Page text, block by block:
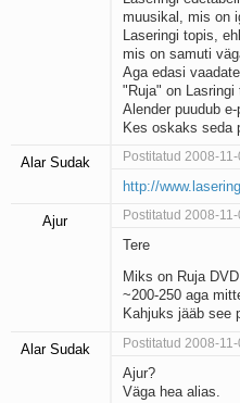
muusikal, mis on
Laseringi topis,
mis on samuti
Aga edasi
"Ruja" on Lasringi
Alender puudub
Kes oskaks seda
Alar Sudak Postitatud 2008-
http://
Ajur Postitatud 2008-
Tere
Miks on Ruja
~200-250 aga
Kahjuks jääb see
Alar Sudak Postitatud 2008-
Ajur?
Väga hea alias.